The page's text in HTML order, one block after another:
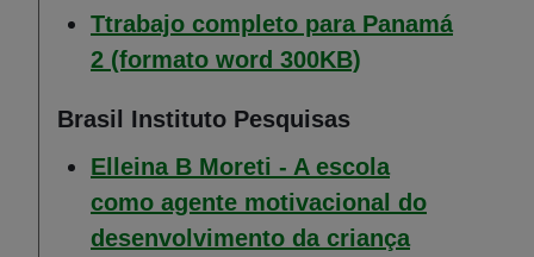
Ttrabajo completo para Panamá
2 (formato word 300KB)
Brasil Instituto Pesquisas
Elleina B Moreti - A escola
como agente motivacional do
desenvolvimento da criança